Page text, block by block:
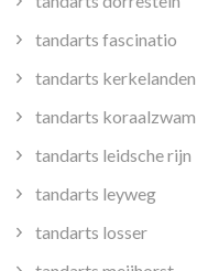
tandarts fascinatio
tandarts kerkelanden
tandarts koraalzwam
tandarts leidsche rijn
tandarts leyweg
tandarts losser